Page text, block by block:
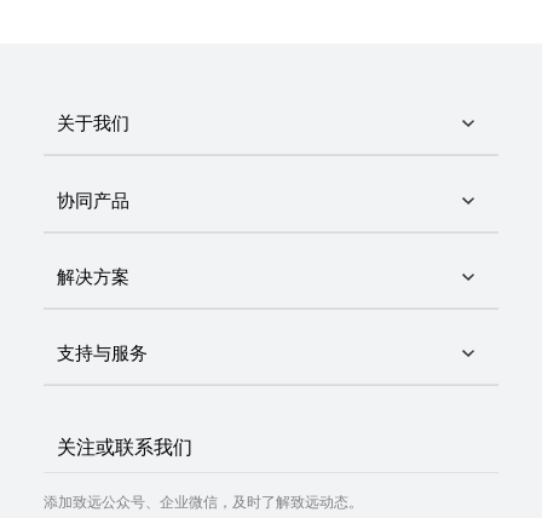
处理效率提升了30%，公司在搬迁面积扩大3倍、总人数增加300人
量以每月10%左右的速度递增，初步估算，每月各项办公费用的节省
OA系统的上线，一方面给劲草公司的办公管理带来了较高收益，同
时，更进一步地促进了企业文化的建设工作。
业的一个重要方面。由于劲草为纯粹的自营品牌店，没有代理商加
盟，因此它更注重企业文化的统一。而国内更多通过加盟代理来发展
A6协同平台引入，则为劲草的文化建设带来极大惊喜，陈燕以前的一
V·GRASS有相当数量的员工分散在全国各地的店面中，大家之间很少
关于我们
协同产品
解决方案
支持与服务
关注或联系我们
添加致远公众号、企业微信，及时了解致远动态。